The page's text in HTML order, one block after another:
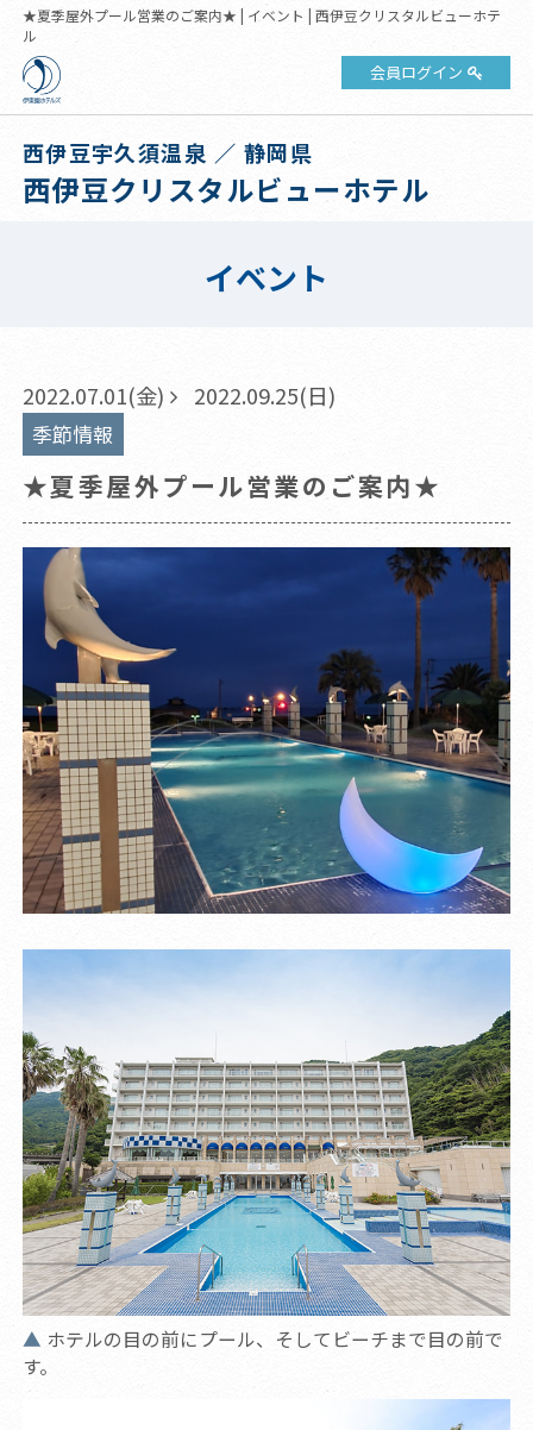
★夏季屋外プール営業のご案内★ | イベント | 西伊豆クリスタルビューホテ
ル
会員ログイン
西伊豆宇久須温泉 ／ 静岡県
西伊豆クリスタルビューホテル
イベント
2022.07.01(金) 2022.09.25(日)
季節情報
★夏季屋外プール営業のご案内★
ホテルの目の前にプール、そしてビーチまで目の前で
す。